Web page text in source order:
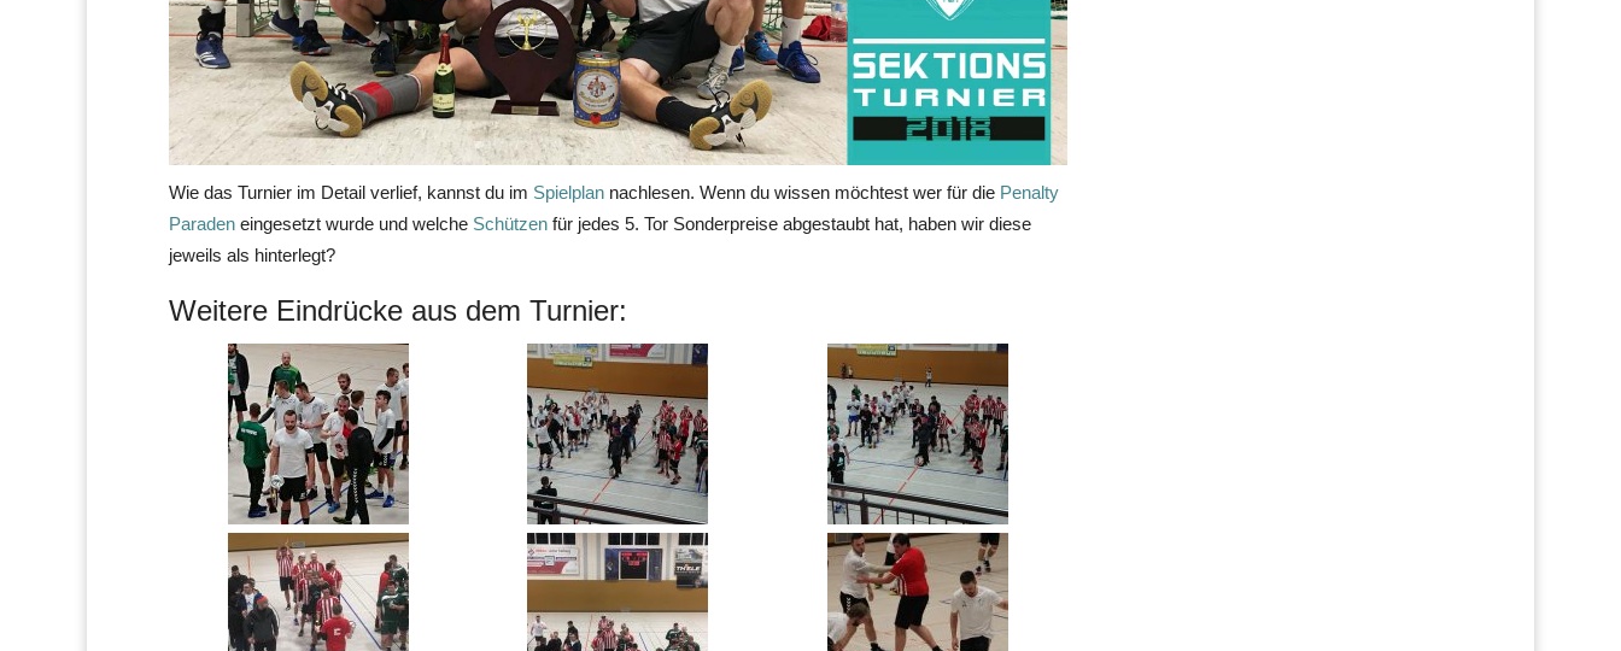
Wie das Turnier im Detail verlief, kannst du im Spielplan nachlesen. Wenn du wissen möchtest wer für die Penalty
Paraden eingesetzt wurde und welche Schützen für jedes 5. Tor Sonderpreise abgestaubt hat, haben wir diese
jeweils als hinterlegt?
Weitere Eindrücke aus dem Turnier: